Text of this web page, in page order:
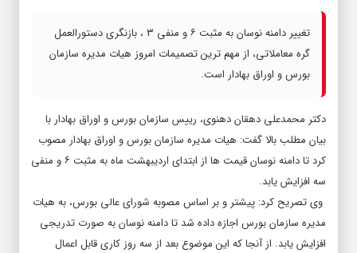
تغییر دامنه نوسان به مثبت ۶ و منفی ۳ ، بازنگری دستورالعمل
گره معاملاتی، از مهم ترین تصمیمات امروز هیات مدیره سازمان
بورس و اوراق بهادار است.
دکتر محمدعلی دهقان دهنوی، رییس سازمان بورس و اوراق بهادار با
بیان مطلب بالا گفت: هیات مدیره سازمان بورس و اوراق بهادار مصوب
کرد تا دامنه نوسان قیمت ها از ابتدای اردیبهشت ماه به مثبت ۶ و منفی
سه افزایش یابد.
وی تصریح کرد: پیشتر و بر اساس مصوبه شورای عالی بورس، به هیات
مدیره سازمان بورس اجازه داده شد تا دامنه نوسان به صورت تدریجی
افزایش یابد. از آنجا که این موضوع بعد از سه روز کاری قابل اعمال